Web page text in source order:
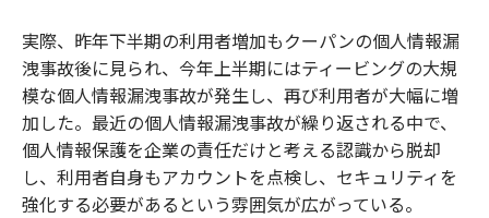
実際、昨年下半期の利用者増加もクーパンの個人情報漏
洩事故後に見られ、今年上半期にはティービングの大規
模な個人情報漏洩事故が発生し、再び利用者が大幅に増
加した。最近の個人情報漏洩事故が繰り返される中で、
個人情報保護を企業の責任だけと考える認識から脱却
し、利用者自身もアカウントを点検し、セキュリティを
強化する必要があるという雰囲気が広がっている。